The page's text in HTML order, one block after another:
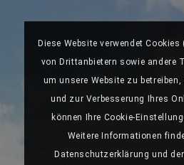
Diese Website verwendet
von Drittanbietern sowie andere
um unsere Website zu
und zur Verbesserung Ihres
können Ihre Cookie-
Weitere Informationen
Datenschutzerklärung und